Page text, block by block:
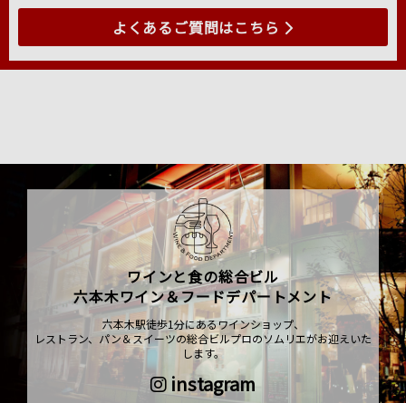
よくあるご質問はこちら
ワインと食の総合ビル
六本木ワイン＆フードデパートメント
六本木駅徒歩1分にあるワインショップ、
レストラン、パン＆スイーツの総合ビルプロのソムリエがお迎えいた
します。
instagram